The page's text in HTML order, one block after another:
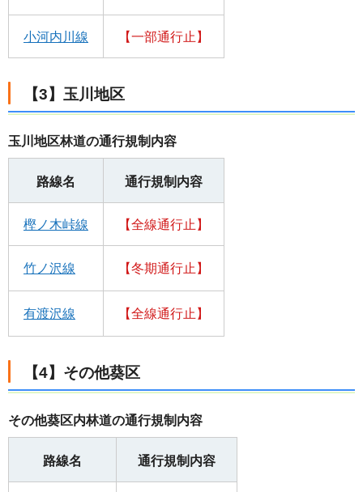
小河内川線 【一部通行止】
【3】玉川地区
玉川地区林道の通行規制内容
路線名 通行規制内容
樫ノ木峠線 【全線通行止】
竹ノ沢線 【冬期通行止】
有渡沢線 【全線通行止】
【4】その他葵区
その他葵区内林道の通行規制内容
路線名 通行規制内容